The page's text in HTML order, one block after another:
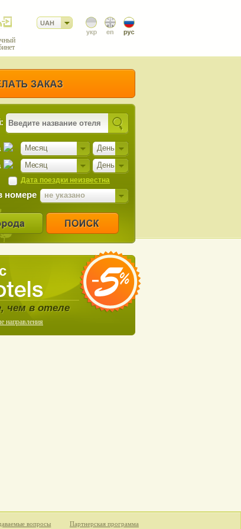
UAH
Месяц День
Месяц День
Дата поездки неизвестна
номере не указано
чем в отеле
направления
вопросы Партнерская программа